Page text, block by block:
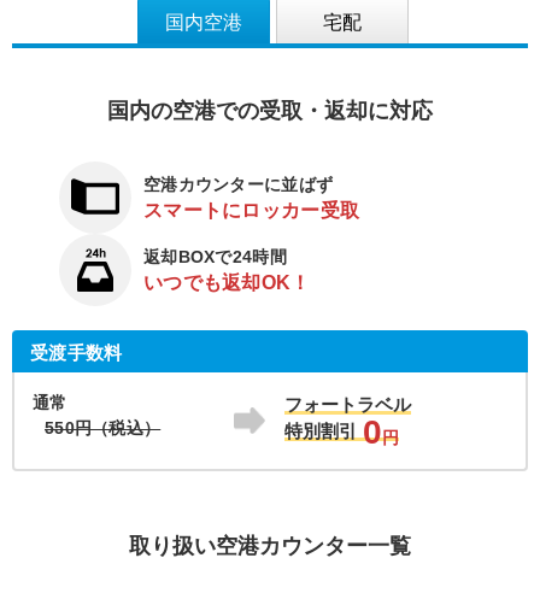
国内空港 宅配
国内の空港での受取・返却に対応
空港カウンターに並ばず
スマートにロッカー受取
返却BOXで24時間
いつでも返却OK！
受渡手数料
通常
550円（税込）
フォートラベル
特別割引
0円
取り扱い空港カウンター一覧